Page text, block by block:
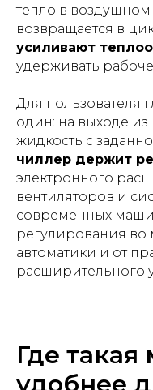
тепло в
возвращается в
усиливают
удерживать
Для пользователя
один: на выходе
жидкость с
чиллер держит
электронного
вентиляторов и
современных
регулирования во
автоматики и от
расширительного
Где
удобнее